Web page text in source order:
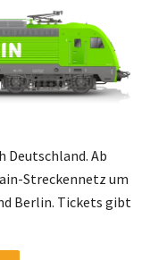
Deutschland. Ab
Streckennetz um
Berlin. Tickets gibt